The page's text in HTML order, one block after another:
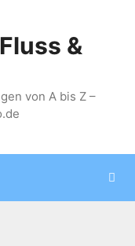
&
von A bis Z –